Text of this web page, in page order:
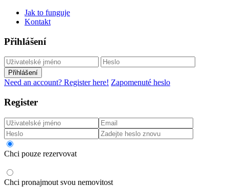
Jak to funguje
Kontakt
Přihlášení
Přihlášení
Need an account? Register here! Zapomenuté heslo
Register
Chci pouze rezervovat
Chci pronajmout svou nemovitost